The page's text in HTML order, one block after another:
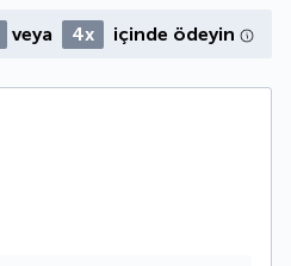
veya 4x içinde ödeyin